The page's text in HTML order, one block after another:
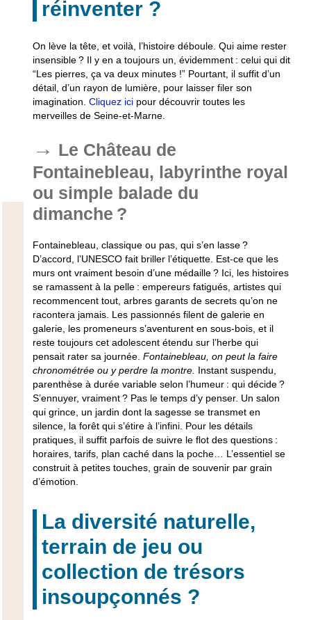
réinventer ?
On lève la tête, et voilà, l’histoire déboule. Qui aime rester
insensible ? Il y en a toujours un, évidemment : celui qui dit
“Les pierres, ça va deux minutes !” Pourtant, il suffit d’un
détail, d’un rayon de lumière, pour laisser filer son
imagination. Cliquez icipour découvrir toutes les
merveilles de Seine-et-Marne.
Le Château de
Fontainebleau, labyrinthe royal
ou simple balade du
dimanche ?
Fontainebleau, classique ou pas, qui s’en lasse ?
D’accord, l’UNESCO fait briller l’étiquette. Est-ce que les
murs ont vraiment besoin d’une médaille ? Ici, les histoires
se ramassent à la pelle : empereurs fatigués, artistes qui
recommencent tout, arbres garants de secrets qu’on ne
racontera jamais. Les passionnés filent de galerie en
galerie, les promeneurs s’aventurent en sous-bois, et il
reste toujours cet adolescent étendu sur l’herbe qui
pensait rater sa journée. Fontainebleau, on peut la faire
chronométrée ou y perdre la montre. Instant suspendu,
parenthèse à durée variable selon l’humeur : qui décide ?
S’ennuyer, vraiment ? Pas le temps d’y penser. Un salon
qui grince, un jardin dont la sagesse se transmet en
silence, la forêt qui s’étire à l’infini. Pour les détails
pratiques, il suffit parfois de suivre le flot des questions :
horaires, tarifs, plan caché dans la poche… L’essentiel se
construit à petites touches, grain de souvenir par grain
d’émotion.
La diversité naturelle,
terrain de jeu ou
collection de trésors
insoupçonnés ?